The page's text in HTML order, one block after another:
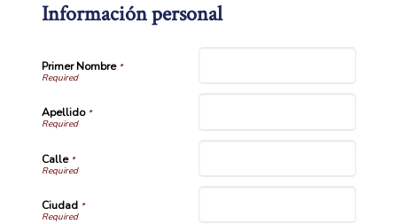
Información personal
Primer Nombre *
Apellido*
Calle*
Ciudad*